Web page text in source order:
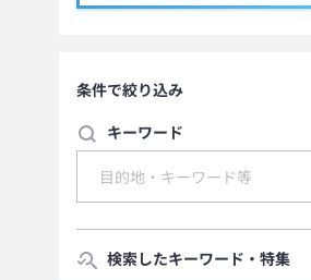
条件で絞り込み
キーワード
検索したキーワード・特集